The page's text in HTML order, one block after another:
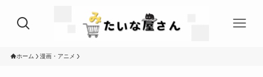
ホーム 漫画・アニメ